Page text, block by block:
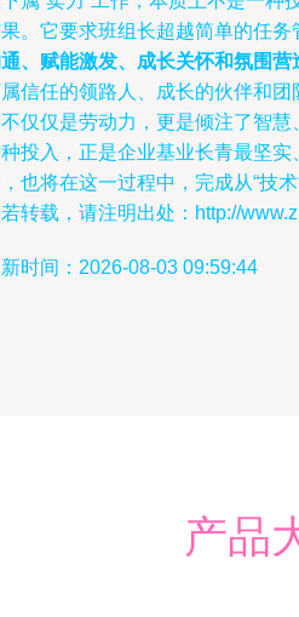
。它要求班组长超越简单的任务
、赋能激发、成长关怀和氛围营
信任的领路人、成长的伙伴和
仅仅是劳动力，更是倾注了智
投入，正是企业基业长青最坚
也将在这一过程中，完成从“技术
转载，请注明出处：http://
时间：2026-08-03 09:59:44
产品